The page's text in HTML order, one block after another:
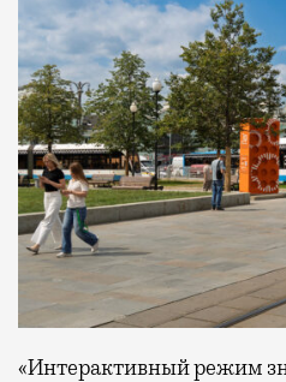
«Интерактивный режим